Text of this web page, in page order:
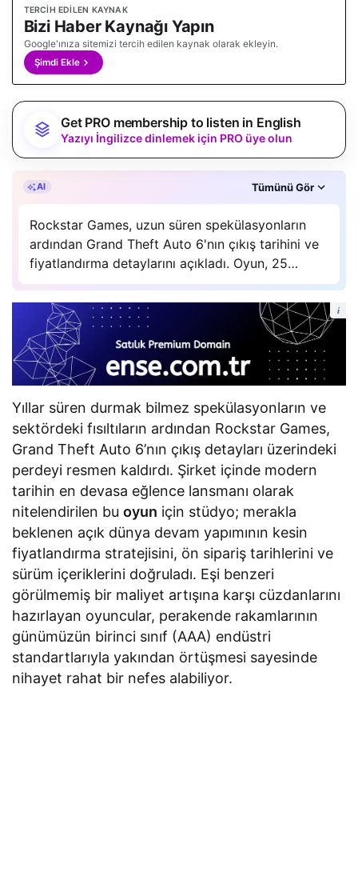
TERCIH EDILEN KAYNAK
Bizi Haber Kaynağı Yapın
Google'ınıza sitemizi tercih edilen kaynak olarak ekleyin.
Şimdi Ekle
Get PRO membership to listen in English
Yazıyı İngilizce dinlemek için PRO üye olun
AI Tümünü Gör
Rockstar Games, uzun süren spekülasyonların
ardından Grand Theft Auto 6'nın çıkış tarihini ve
fiyatlandırma detaylarını açıkladı. Oyun, 25
Haziran'da PlayStation 5 ve Xbox Series X/S için
iki farklı sürümle piyasaya sürülecek. Standart
sürüm 80 dolardan, Ultimate sürüm ise…
i
Yıllar süren durmak bilmez spekülasyonların ve
sektördeki fısıltıların ardından Rockstar Games,
Grand Theft Auto 6’nın çıkış detayları üzerindeki
perdeyi resmen kaldırdı. Şirket içinde modern
tarihin en devasa eğlence lansmanı olarak
nitelendirilen buoyun için stüdyo; merakla
beklenen açık dünya devam yapımının kesin
fiyatlandırma stratejisini, ön sipariş tarihlerini ve
sürüm içeriklerini doğruladı. Eşi benzeri
görülmemiş bir maliyet artışına karşı cüzdanlarını
hazırlayan oyuncular, perakende rakamlarının
günümüzün birinci sınıf (AAA) endüstri
standartlarıyla yakından örtüşmesi sayesinde
nihayet rahat bir nefes alabiliyor.